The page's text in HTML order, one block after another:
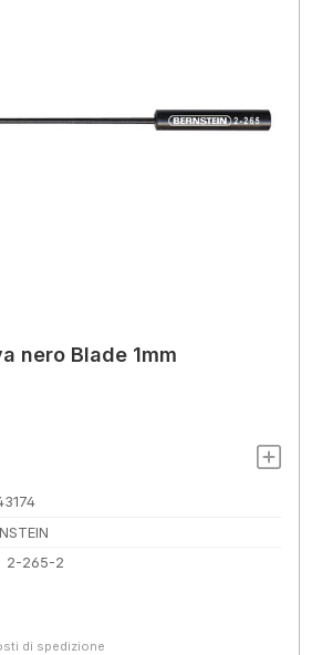
nero Blade 1mm
2-265-2
di spedizione